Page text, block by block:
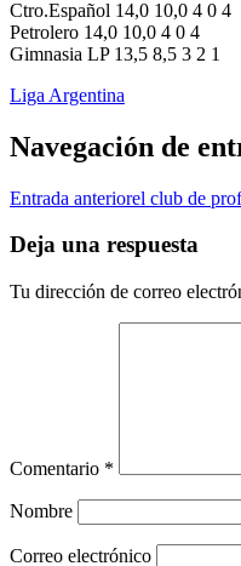
Ctro.Español 14,0 10,0 4 0 4
Petrolero 14,0 10,0 4 0 4
Gimnasia LP 13,5 8,5 3 2 1
Liga Argentina
Navegación de
Entrada anteriorel club de
Deja una respuesta
Tu dirección de correo
Comentario *
Nombre
Correo electrónico